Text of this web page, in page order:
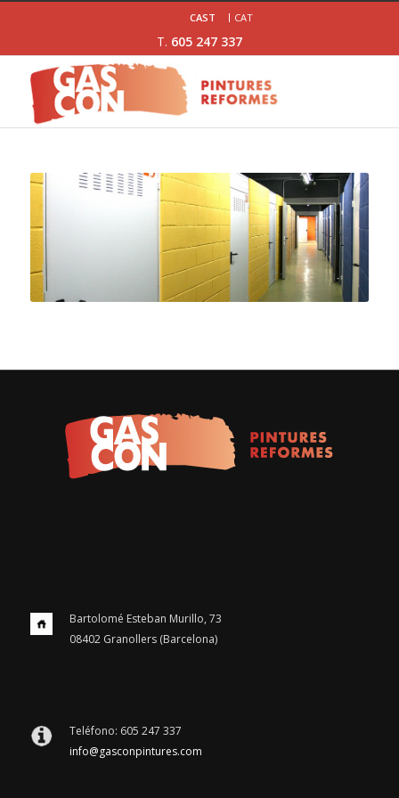
CAST CAT
T. 605 247 337
Bartolomé Esteban Murillo, 73
08402 Granollers (Barcelona)
Teléfono: 605 247 337
info@gasconpintures.com